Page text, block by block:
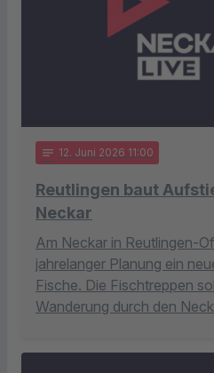
notes 12. Juni 2026 11:00
Reutlingen baut
Neckar
Am Neckar in Reutlingen-
jahrelanger Planung ein
Fische. Die Fischtreppen
Wanderung durch den